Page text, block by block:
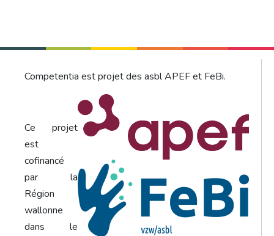
Competentia est projet des asbl APEF et FeBi.
Ce projet
est
cofinancé
par la
Région
wallonne
dans le